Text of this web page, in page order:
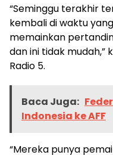
“Seminggu terakhir
kembali di waktu
memainkan
dan ini tidak mudah,”
Radio 5.
Baca Juga:
Indonesia ke AFF
“Mereka punya